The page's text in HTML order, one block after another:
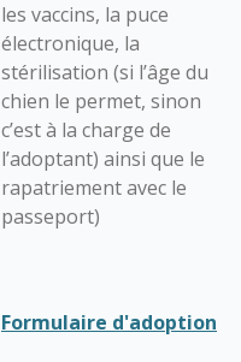
les vaccins, la puce
électronique, la
stérilisation (si l’âge du
chien le permet, sinon
c’est à la charge de
l’adoptant) ainsi que le
rapatriement avec le
passeport)
Formulaire d'adoption